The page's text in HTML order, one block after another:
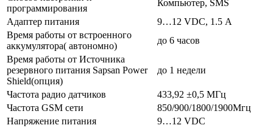
программирования
Компьютер, SMS
Адаптер питания
9…12 VDC, 1.5 А
Время работы от встроенного
аккумулятора( автономно)
до 6 часов
Время работы от Источника
резервного питания Sapsan Power
Shield(опция)
до 1 недели
Частота радио датчиков
433,92 ±0,5 МГц
Частота GSM сети
850/900/1800/1900Мгц
Напряжение питания
9…12 VDC